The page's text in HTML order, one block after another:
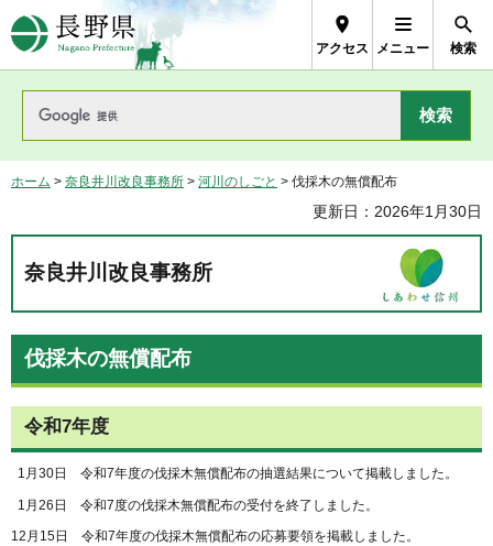
長野県Nagano Prefecture
アクセス メニュー 検索
ホーム > 奈良井川改良事務所 > 河川のしごと > 伐採木の無償配布
更新日：2026年1月30日
奈良井川改良事務所
伐採木の無償配布
令和7年度
1月30日 令和7年度の伐採木無償配布の抽選結果について掲載しました。
1月26日 令和7度の伐採木無償配布の受付を終了しました。
12月15日 令和7年度の伐採木無償配布の応募要領を掲載しました。